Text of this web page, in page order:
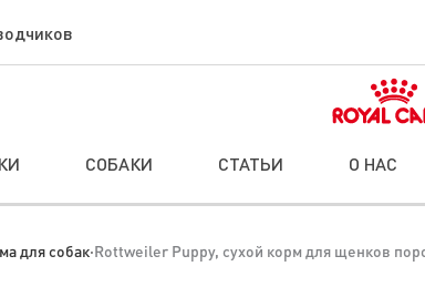
СОБАКИ СТАТЬИ О НАС
для собак·Rottweiler Puppy, сухой корм для щенков